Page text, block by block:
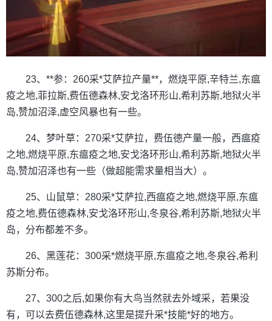
23、**参：260采*艾萨拉产量**，燃烧平原,辛特兰,东瘟
疫之地,菲拉斯,费伍德森林,安戈洛环形山,希利苏斯,地狱火半
岛,赞加沼泽,虚空风暴也有一些。
24、梦叶草：270采*艾萨拉，费伍德产量一般，西瘟疫
之地,燃烧平原,东瘟疫之地,安戈洛环形山,希利苏斯,地狱火半
岛,赞加沼泽也有一些（做超能需求量相当大）。
25、山鼠草：280采*艾萨拉,西瘟疫之地,燃烧平原,东瘟
疫之地,费伍德森林,安戈洛环形山,冬泉谷,希利苏斯,地狱火半
岛，分布都差不多。
26、黑莲花：300采*燃烧平原,东瘟疫之地,冬泉谷,希利
苏斯分布。
27、300之后,如果你有大鸟当然就去外域采，若果没
有，可以去费伍德森林,这里是提升采*技能*好的地方。